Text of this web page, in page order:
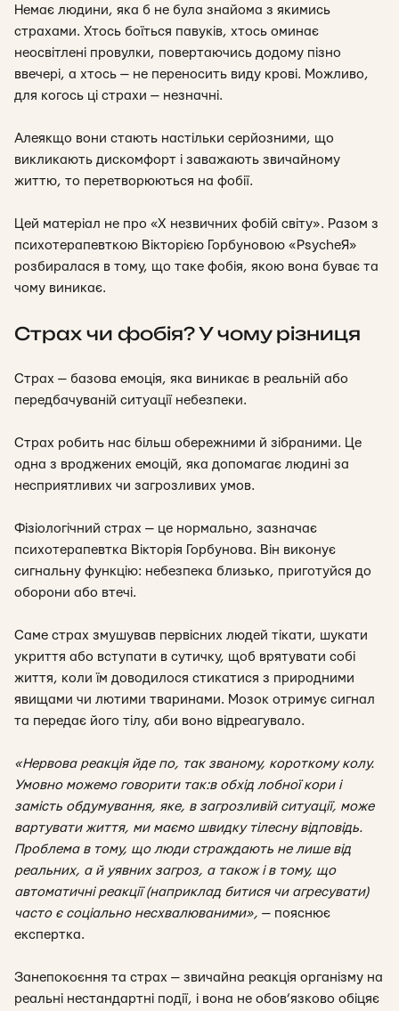
Немає людини, яка б не була знайома з якимись
страхами. Хтось боїться павуків, хтось оминає
неосвітлені провулки, повертаючись додому пізно
ввечері, а хтось — не переносить виду крові. Можливо,
для когось ці страхи — незначні.
Алеякщо вони стають настільки серйозними, що
викликають дискомфорт і заважають звичайному
життю, то перетворюються на фобії.
Цей матеріал не про «Х незвичних фобій світу». Разом з
психотерапевткою Вікторією Горбуновою «PsycheЯ»
розбиралася в тому, що таке фобія, якою вона буває та
чому виникає.
Страх чи фобія? У чому різниця
Страх — базова емоція, яка виникає в реальній або
передбачуваній ситуації небезпеки.
Страх робить нас більш обережними й зібраними. Це
одна з вроджених емоцій, яка допомагає людині за
несприятливих чи загрозливих умов.
Фізіологічний страх — це нормально, зазначає
психотерапевтка Вікторія Горбунова. Він виконує
сигнальну функцію: небезпека близько, приготуйся до
оборони або втечі.
Саме страх змушував первісних людей тікати, шукати
укриття або вступати в сутичку, щоб врятувати собі
життя, коли їм доводилося стикатися з природними
явищами чи лютими тваринами. Мозок отримує сигнал
та передає його тілу, аби воно відреагувало.
«Нервова реакція йде по, так званому, короткому колу.
Умовно можемо говорити так:в обхід лобної кори і
замість обдумування, яке, в загрозливій ситуації, може
вартувати життя, ми маємо швидку тілесну відповідь.
Проблема в тому, що люди страждають не лише від
реальних, а й уявних загроз, а також і в тому, що
автоматичні реакції (наприклад битися чи агресувати)
часто є соціально несхвалюваними», — пояснює
експертка.
Занепокоєння та страх — звичайна реакція організму на
реальні нестандартні події, і вона не обов’язково обіцяє